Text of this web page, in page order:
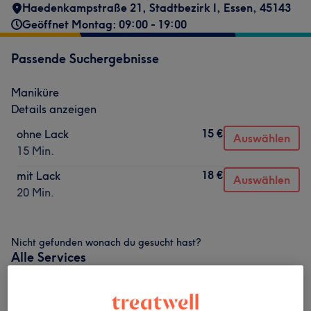
Haedenkampstraße 21, Stadtbezirk I, Essen, 45143
Geöffnet Montag: 09:00 - 19:00
Passende Suchergebnisse
Maniküre
Details anzeigen
ohne Lack
15 Min.
15 € Auswählen
mit Lack
20 Min.
18 € Auswählen
Nicht gefunden wonach du gesucht hast?
Alle Services
Maniküre & Pediküre (9)